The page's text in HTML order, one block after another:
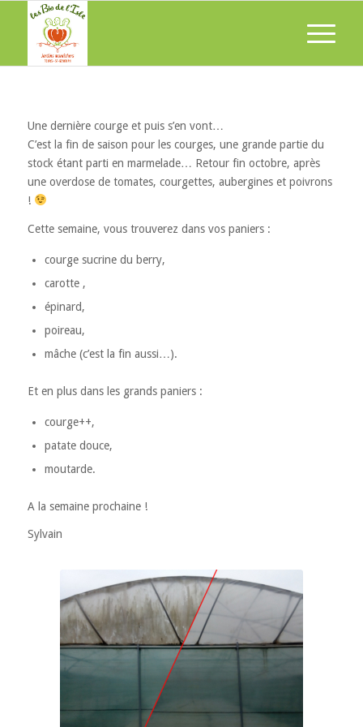
Une dernière courge et puis s’en vont…
C’est la fin de saison pour les courges, une grande partie du
stock étant parti en marmelade… Retour fin octobre, après
une overdose de tomates, courgettes, aubergines et poivrons
!
Cette semaine, vous trouverez dans vos paniers :
courge sucrine du berry,
carotte ,
épinard,
poireau,
mâche (c’est la fin aussi…).
Et en plus dans les grands paniers :
courge++,
patate douce,
moutarde.
A la semaine prochaine !
Sylvain
Ménage de printemps des serres
Avant/Après
C’est sûr, on va y voir plus clair !